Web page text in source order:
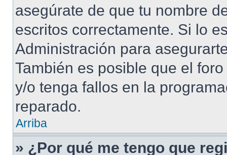
asegúrate de que tu nombre
escritos correctamente. Si lo
Administración para
También es posible que el
y/o tenga fallos en la
reparado.
Arriba
» ¿Por qué me tengo que